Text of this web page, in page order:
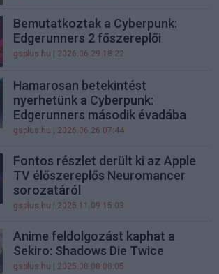
Bemutatkoztak a Cyberpunk:
Edgerunners 2 főszereplői
gsplus.hu | 2026.06.29 18:22
Hamarosan betekintést
nyerhetünk a Cyberpunk:
Edgerunners második évadába
gsplus.hu | 2026.06.26 07:44
Fontos részlet derült ki az Apple
TV élőszereplős Neuromancer
sorozatáról
gsplus.hu | 2025.11.09 15:03
Anime feldolgozást kaphat a
Sekiro: Shadows Die Twice
gsplus.hu | 2025.08.08 08:05